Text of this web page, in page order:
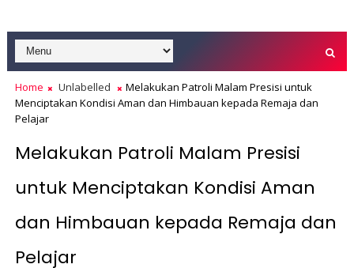
Home Unlabelled
Melakukan Patroli Malam Presisi untuk
Menciptakan Kondisi Aman dan Himbauan kepada Remaja dan
Pelajar
Melakukan Patroli Malam Presisi
untuk Menciptakan Kondisi Aman
dan Himbauan kepada Remaja dan
Pelajar